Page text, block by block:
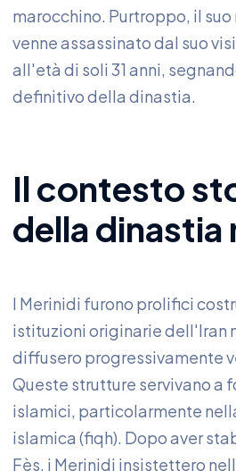
marocchino. Purtroppo, il suo
venne assassinato dal suo
all'età di soli 31 anni,
definitivo della dinastia.
Il contesto
della dinastia
I Merinidi furono prolifici
istituzioni originarie dell'Iran
diffusero progressivamente
Queste strutture servivano a
islamici, particolarmente
islamica (fiqh). Dopo aver
Fès, i Merinidi insistettero